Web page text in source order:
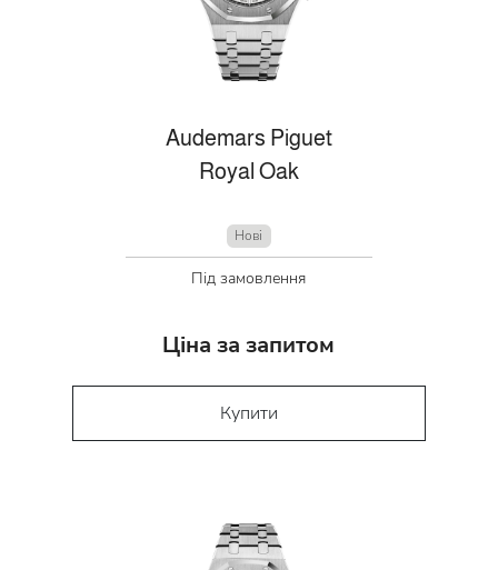
Audemars Piguet
Royal Oak
Нові
Під замовлення
Ціна за запитом
Купити